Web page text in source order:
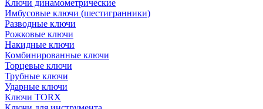
Ключи динамометрические
Имбусовые ключи (шестигранники)
Разводные ключи
Рожковые ключи
Накидные ключи
Комбинированные ключи
Торцевые ключи
Трубные ключи
Ударные ключи
Ключи TORX